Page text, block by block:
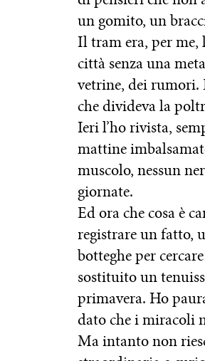
un gomito, un
Il tram era, per me,
città senza una
vetrine, dei rumori.
che divideva la
Ieri l’ho rivista,
mattine
muscolo, nessun
giornate.
Ed ora che cosa è
registrare un fatto,
botteghe per
sostituito un
primavera. Ho
dato che i miracoli
Ma intanto non